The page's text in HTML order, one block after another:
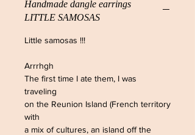
Handmade dangle earrings
LITTLE SAMOSAS
Little samosas !!!
Arrrhgh
The first time I ate them, I was
traveling
on the Reunion Island (French territory
with
a mix of cultures, an island off the